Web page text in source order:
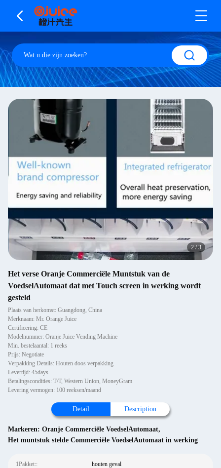
2/3
Het verse Oranje Commerciële Muntstuk van de
VoedselAutomaat dat met Touch screen in werking wordt
gesteld
Plaats van herkomst: Guangdong, China
Merknaam: Mr. Orange Juice
Certificering: CE
Modelnummer: Oranje Juice Vending Machine
Min. bestelaantal: 1 reeks
Prijs: Negotiate
Verpakking Details: Houten doos verpakking
Levertijd: 45days
Betalingscondities: T/T, Western Union, MoneyGram
Levering vermogen: 100 reeksen/maand
Detail Description
Markeren: Oranje Commerciële VoedselAutomaat,
Het muntstuk stelde Commerciële VoedselAutomaat in werking
1Pakket:: houten geval